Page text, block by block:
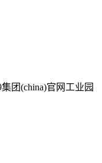
团(china)官网工业园